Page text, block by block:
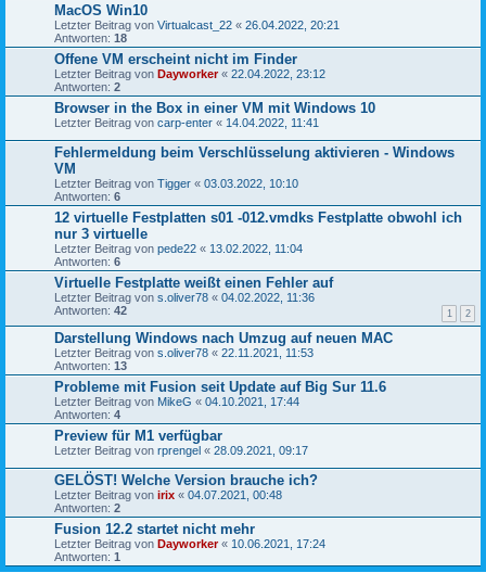
MacOS Win10
Letzter Beitrag von Virtualcast_22 « 26.04.2022, 20:21
Antworten: 18
Offene VM erscheint nicht im Finder
Letzter Beitrag von Dayworker« 22.04.2022, 23:12
Antworten: 2
Browser in the Box in einer VM mit Windows 10
Letzter Beitrag von carp-enter « 14.04.2022, 11:41
Fehlermeldung beim Verschlüsselung aktivieren - Windows
VM
Letzter Beitrag von Tigger « 03.03.2022, 10:10
Antworten: 6
12 virtuelle Festplatten s01 -012.vmdks Festplatte obwohl ich
nur 3 virtuelle
Letzter Beitrag von pede22 « 13.02.2022, 11:04
Antworten: 6
Virtuelle Festplatte weißt einen Fehler auf
Letzter Beitrag von s.oliver78 « 04.02.2022, 11:36
Antworten: 42 1 2
Darstellung Windows nach Umzug auf neuen MAC
Letzter Beitrag von s.oliver78 « 22.11.2021, 11:53
Antworten: 13
Probleme mit Fusion seit Update auf Big Sur 11.6
Letzter Beitrag von MikeG « 04.10.2021, 17:44
Antworten: 4
Preview für M1 verfügbar
Letzter Beitrag von rprengel « 28.09.2021, 09:17
GELÖST! Welche Version brauche ich?
Letzter Beitrag von irix « 04.07.2021, 00:48
Antworten: 2
Fusion 12.2 startet nicht mehr
Letzter Beitrag von Dayworker« 10.06.2021, 17:24
Antworten: 1